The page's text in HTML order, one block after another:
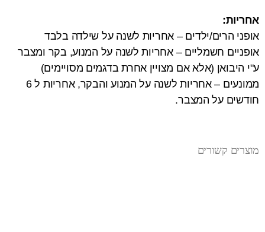
אחריות:
אופני הרים/ילדים – אחריות לשנה על שילדה בלבד
אופניים חשמליים – אחריות לשנה על המנוע, בקר ומצבר
ע"י היבואן (אלא אם מצויין אחרת בדגמים מסויימים)
ממונעים – אחריות לשנה על המנוע והבקר, אחריות ל 6
חודשים על המצבר.
מוצרים קשורים